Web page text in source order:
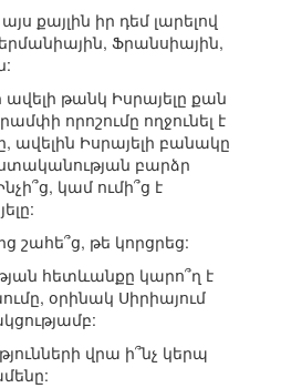
քայլին իր դեմ լարելով
Ֆրանսիային,
թանկ Իսրայելը քան
որոշումը ողջունել է
ավելին Իսրայելի բանակը
բարձր
կամ ումի՞ց է
շահե՞ց, թե կորցրեց:
հետևանքը կարո՞ղ է
օրինակ Սիրիայում
վրա ի՞նչ կերպ